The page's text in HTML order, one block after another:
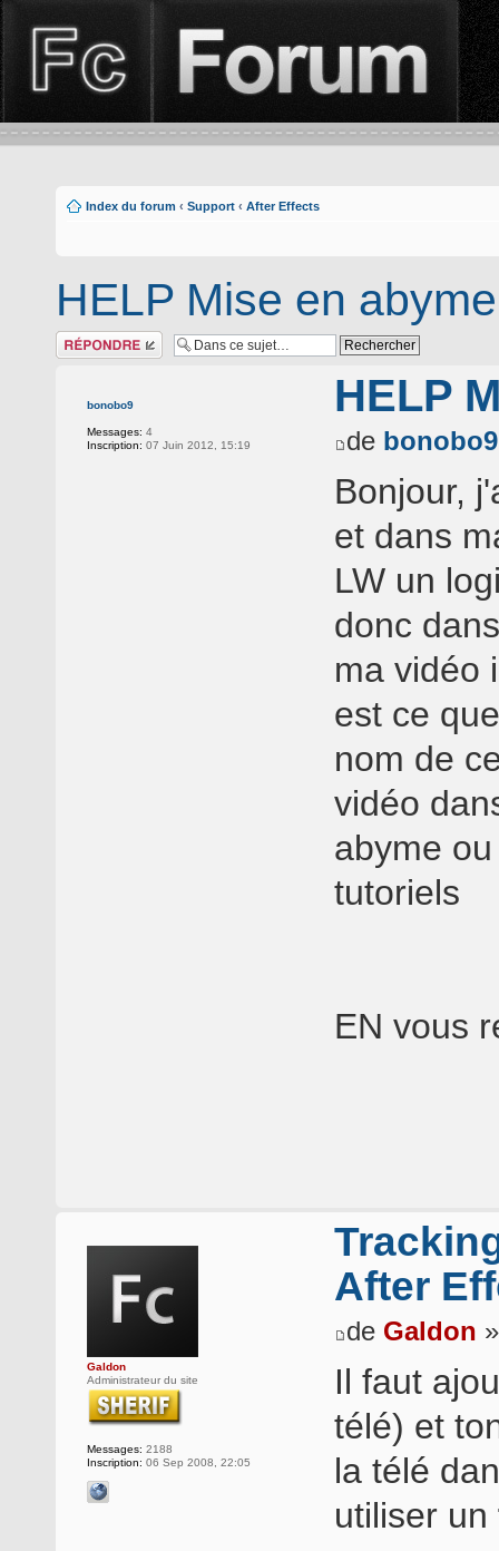
Index du forum ‹ Support ‹ After Effects
HELP Mise en abyme
Répondre
bonobo9
Messages: 4
Inscription: 07 Juin 2012, 15:19
HELP
de bonobo9
Bonjour,
et dans
LW un
donc
ma vidéo
est ce
nom de
vidéo
abyme
tutoriels
EN vous
Galdon
Administrateur du site
Messages: 2188
Inscription: 06 Sep 2008, 22:05
After
de Galdon
Il faut
télé) et
la télé
utiliser un